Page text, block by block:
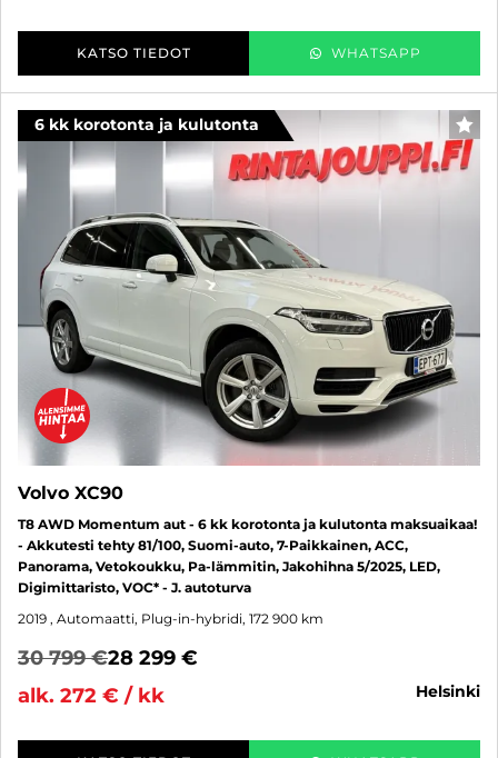
KATSO TIEDOT WHATSAPP
6 kk korotonta ja kulutonta
Volvo XC90
T8 AWD Momentum aut - 6 kk korotonta ja kulutonta maksuaikaa!
- Akkutesti tehty 81/100, Suomi-auto, 7-Paikkainen, ACC,
Panorama, Vetokoukku, Pa-lämmitin, Jakohihna 5/2025, LED,
Digimittaristo, VOC* - J. autoturva
2019 , Automaatti, Plug-in-hybridi, 172 900 km
30 799 €28 299 €
alk. 272 € / kk
helsinki